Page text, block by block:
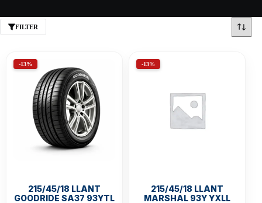
FILTER
-13%
215/45/18 LLANT
GOODRIDE SA37 93YTL
-13%
215/45/18 LLANT
MARSHAL 93Y YXLL